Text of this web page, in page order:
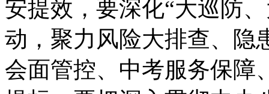
安提效，要深化“大巡防
动，聚力风险大排查、隐
会面管控、中考服务保障